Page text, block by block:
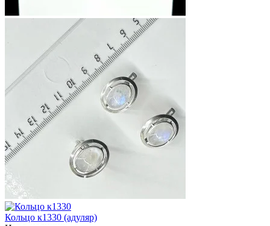
Кольцо к1330 (адуляр)